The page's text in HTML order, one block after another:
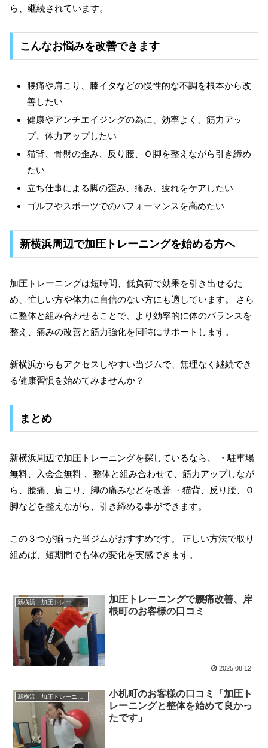
ら、継続されています。
こんなお悩みを改善できます
腰痛や肩こり、膝イタなどの慢性的な不調を根本から改
善したい
健康やアンチエイジングの為に、効率よく、筋力アッ
プ、体力アップしたい
猫背、骨盤の歪み、反り腰、Ｏ脚を整えながら引き締め
たい
立ち仕事による脚の歪み、痛み、疲れをケアしたい
ゴルフやスポーツでのパフォーマンスを高めたい
新横浜周辺で加圧トレーニングを始める方へ
加圧トレーニングは短時間、低負荷で効果を引き出せるた
め、忙しい方や体力に自信のない方にも適しています。 さら
に整体と組み合わせることで、より効率的に体のバランスを
整え、痛みの改善と筋力強化を同時にサポートします。
新横浜からもアクセスしやすい当ジムで、無理なく継続でき
る健康習慣を始めてみませんか？
まとめ
新横浜周辺で加圧トレーニングを探しているなら、 ・駐車場
無料、入会金無料 、整体と組み合わせて、筋力アップしなが
ら、腰痛、肩こり、脚の痛みなどを改善 ・猫背、反り腰、Ｏ
脚などを整えながら、引き締める事ができます。
この３つが揃った当ジムがおすすめです。 正しい方法で取り
組めば、短期間でも体の変化を実感できます。
新横浜 加圧トレーニング
加圧トレーニングで腰痛改善、岸
根町のお客様の口コミ
2025.08.12
小机町のお客様の口コミ「加圧ト
レーニングと整体を始めて良かっ
たです」